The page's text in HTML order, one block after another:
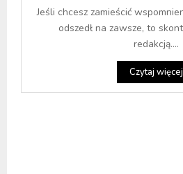
Jeśli chcesz zamieścić
odszedł na zawsze, to
redakcją....
Czytaj więcej